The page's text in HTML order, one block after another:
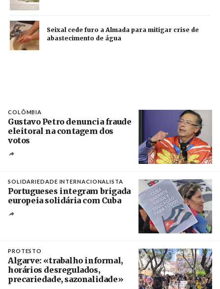
Seixal cede furo a Almada para mitigar crise de
abastecimento de água
COLÔMBIA
Gustavo Petro denuncia fraude
eleitoral na contagem dos
votos
SOLIDARIEDADE INTERNACIONALISTA
Portugueses integram brigada
europeia solidária com Cuba
PROTESTO
Algarve: «trabalho informal,
horários desregulados,
precariedade, sazonalidade»